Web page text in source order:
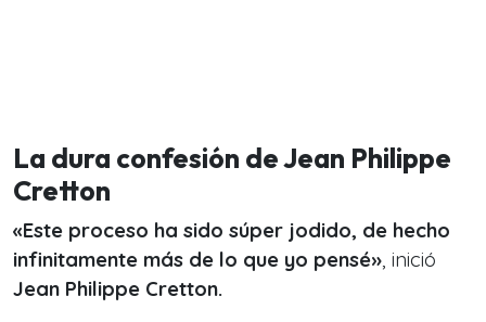
La dura confesión de Jean Philippe
Cretton
«Este proceso ha sido súper jodido, de hecho
infinitamente más de lo que yo pensé», inició
Jean Philippe Cretton.